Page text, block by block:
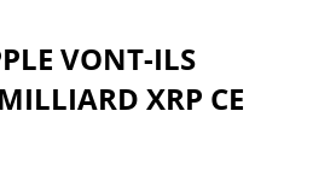
VONT-ILS
XRP CE